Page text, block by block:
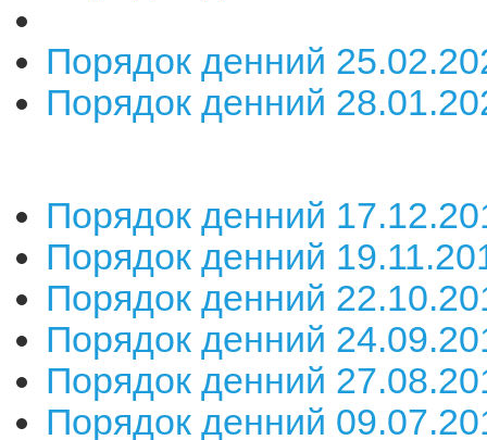
Порядок денний
Порядок денний
Порядок денний
Порядок денний
Порядок денний
Порядок денний
Порядок денний
Порядок денний